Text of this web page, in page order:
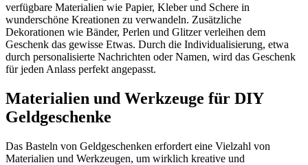
verfügbare Materialien wie Papier, Kleber und Schere in
wunderschöne Kreationen zu verwandeln. Zusätzliche
Dekorationen wie Bänder, Perlen und Glitzer verleihen dem
Geschenk das gewisse Etwas. Durch die Individualisierung, etwa
durch personalisierte Nachrichten oder Namen, wird das Geschenk
für jeden Anlass perfekt angepasst.
Materialien und Werkzeuge für DIY
Geldgeschenke
Das Basteln von Geldgeschenken erfordert eine Vielzahl von
Materialien und Werkzeugen, um wirklich kreative und